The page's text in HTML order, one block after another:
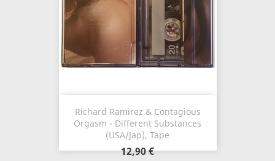
Richard Ramirez & Contagious
Orgasm - Different Substances
(USA/Jap), Tape
12,90 €